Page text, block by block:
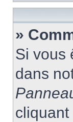
»
Si vous
dans
cliquant